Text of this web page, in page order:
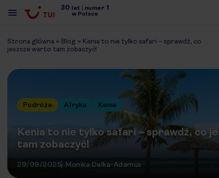
30 lat | numer 1
w Polsce
Strona główna » Blog » Kenia to nie tylko safari – sprawdź, co
jeszcze warto tam zobaczyć!
Podróże Afryka Kenia
Kenia to nie tylko safari – sprawdź, co
tam zobaczyć!
29/09/2025 Monika Dalka-Adamus